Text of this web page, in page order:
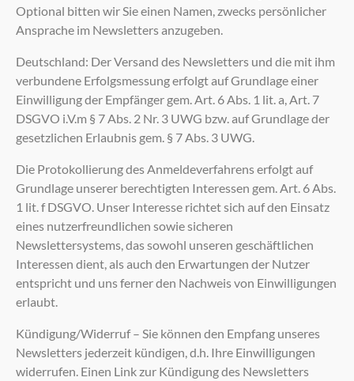
Optional bitten wir Sie einen Namen, zwecks persönlicher
Ansprache im Newsletters anzugeben.
Deutschland: Der Versand des Newsletters und die mit ihm
verbundene Erfolgsmessung erfolgt auf Grundlage einer
Einwilligung der Empfänger gem. Art. 6 Abs. 1 lit. a, Art. 7
DSGVO i.V.m § 7 Abs. 2 Nr. 3 UWG bzw. auf Grundlage der
gesetzlichen Erlaubnis gem. § 7 Abs. 3 UWG.
Die Protokollierung des Anmeldeverfahrens erfolgt auf
Grundlage unserer berechtigten Interessen gem. Art. 6 Abs.
1 lit. f DSGVO. Unser Interesse richtet sich auf den Einsatz
eines nutzerfreundlichen sowie sicheren
Newslettersystems, das sowohl unseren geschäftlichen
Interessen dient, als auch den Erwartungen der Nutzer
entspricht und uns ferner den Nachweis von Einwilligungen
erlaubt.
Kündigung/Widerruf – Sie können den Empfang unseres
Newsletters jederzeit kündigen, d.h. Ihre Einwilligungen
widerrufen. Einen Link zur Kündigung des Newsletters